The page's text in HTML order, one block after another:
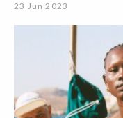
23 Jun 2023